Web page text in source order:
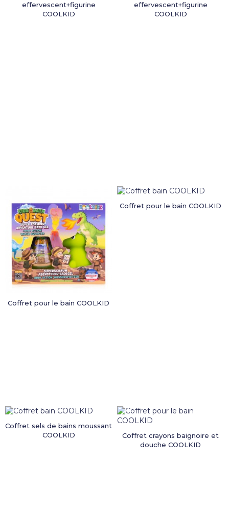
effervescent+figurine
COOLKID
effervescent+figurine
COOLKID
Coffret pour le bain COOLKID
Coffret pour le bain COOLKID
Coffret sels de bains moussant
COOLKID
Coffret crayons baignoire et
douche COOLKID